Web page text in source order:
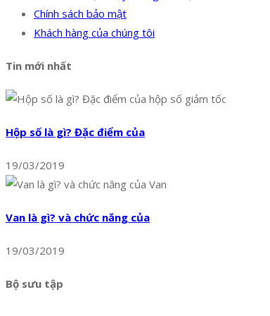
Chính sách bảo mật
Khách hàng của chúng tôi
Tin mới nhất
Hộp số là gì? Đặc điểm của
19/03/2019
Van là gì? và chức năng của
19/03/2019
Bộ sưu tập